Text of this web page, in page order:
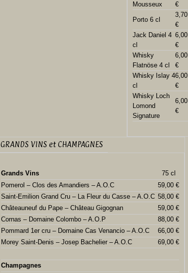
Mousseux
€
Porto 6 cl
3,70
€
Jack Daniel 4
cl
6,00
€
Whisky
Flatnöse 4 cl
6,00
€
Whisky Islay 4
cl
6,00
€
Whisky Loch
Lomond
Signature
6,00
€
GRANDS VINS et CHAMPAGNES
Grands Vins
75 cl
Pomerol – Clos des Amandiers – A.O.C
59,00 €
Saint-Emilion Grand Cru – La Fleur du Casse – A.O.C 58,00 €
Châteauneuf du Pape – Château Gigognan
59,00 €
Cornas – Domaine Colombo – A.O.P
88,00 €
Pommard 1er cru – Domaine Cas Venancio – A.O.C
66,00 €
Morey Saint-Denis – Josep Bachelier – A.O.C
69,00 €
Champagnes